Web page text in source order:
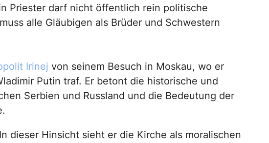
Priester darf nicht öffentlich rein politische
alle Gläubigen als Brüder und Schwestern
Irinej von seinem Besuch in Moskau, wo er
Putin traf. Er betont die historische und
Serbien und Russland und die Bedeutung der
In dieser Hinsicht sieht er die Kirche als moralischen